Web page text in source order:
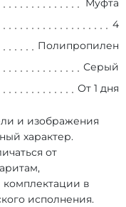
Муфта
4
Полипропилен
Серый
От 1 дня
и изображения
характер.
от
в
исполнения.